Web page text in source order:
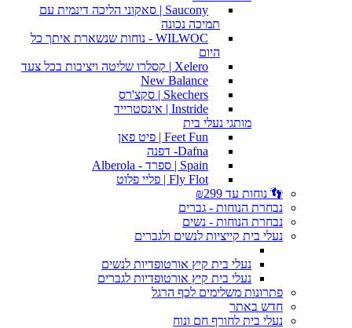
Saucony | סאקוני הליכה דינמית עם
תמיכה נכונה
WILWOC - נוחות שנשארת איתך כל
היום
Xelero | קסלרו שליטה ויציבות בכל צעד
New Balance
Skechers | סקצ'רס
Instride | אינסטרייד
מותגי נעלי בית
Feet Fun | פיט פאן
Dafna- דפנה
Spain | ספרד - Alberola
Fly Flot | פליי פלוט
👣 נוחות עד ₪299
נבחרת הנוחות - גברים
נבחרת הנוחות - נשים
נעלי בית קייציות לנשים ולגברים
נעלי בית קיץ אורטופדיות לנשים
נעלי בית קיץ אורטופדיות לגברים
פתרונות משלימים לכף הרגל
חדש באתר
נעלי בית לחורף חם ונוח